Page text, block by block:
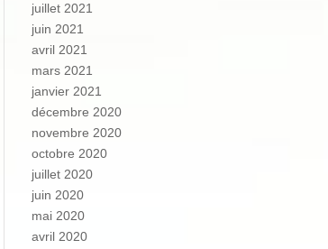
juillet 2021
juin 2021
avril 2021
mars 2021
janvier 2021
décembre 2020
novembre 2020
octobre 2020
juillet 2020
juin 2020
mai 2020
avril 2020